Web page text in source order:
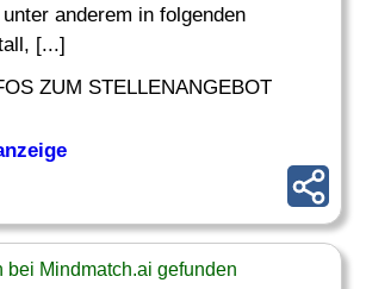
anderem in folgenden
[...]
ZUM STELLENANGEBOT
bei Mindmatch.ai gefunden